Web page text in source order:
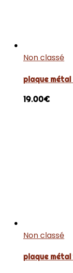
Non classé
plaque métal
19.00€
Non classé
plaque